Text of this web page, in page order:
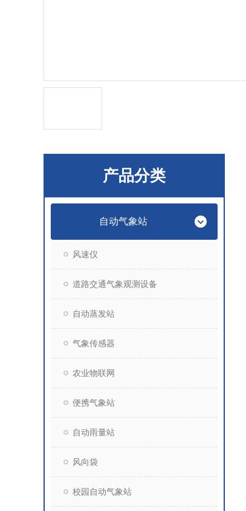
产品分类
自动气象站
风速仪
道路交通气象观测设备
自动蒸发站
气象传感器
农业物联网
便携气象站
自动雨量站
风向袋
校园自动气象站